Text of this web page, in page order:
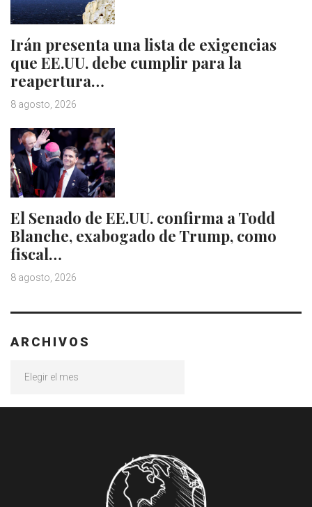
Irán presenta una lista de exigencias
que EE.UU. debe cumplir para la
reapertura…
8 agosto, 2026
El Senado de EE.UU. confirma a Todd
Blanche, exabogado de Trump, como
fiscal…
8 agosto, 2026
ARCHIVOS